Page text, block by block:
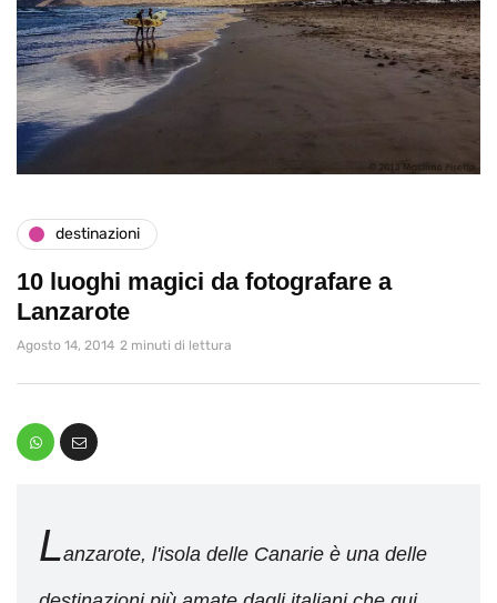
destinazioni
10 luoghi magici da fotografare a
Lanzarote
Agosto 14, 2014 2 minuti di lettura
Lanzarote, l'isola delle Canarie è una delle